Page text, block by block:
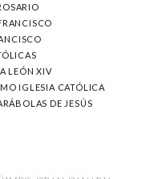
LEÓN XIV
IGLESIA CATÓLICA
DE JESÚS